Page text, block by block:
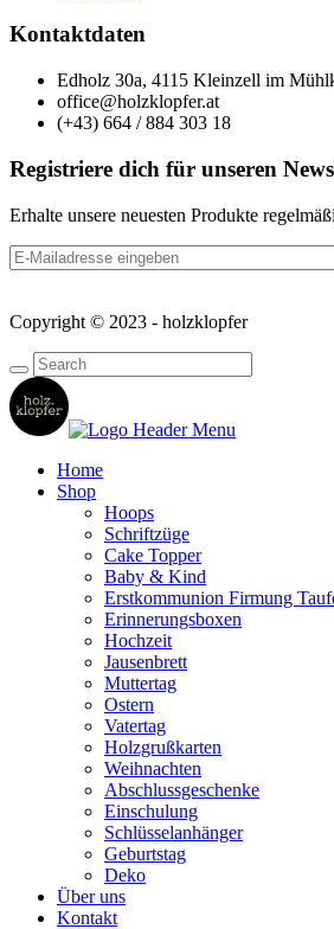
Kontaktdaten
Edholz 30a, 4115 Kleinzell im
office@holzklopfer.at
(+43) 664 / 884 303 18
Registriere dich für unseren
Erhalte unsere neuesten Produkte
Copyright © 2023 - holzklopfer
Home
Shop
Hoops
Schriftzüge
Cake Topper
Baby & Kind
Erstkommunion Firmung
Erinnerungsboxen
Hochzeit
Jausenbrett
Muttertag
Ostern
Vatertag
Holzgrußkarten
Weihnachten
Abschlussgeschenke
Einschulung
Schlüsselanhänger
Geburtstag
Deko
Über uns
Kontakt